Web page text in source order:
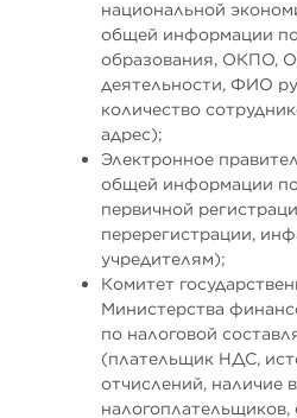
национальной
общей информации по
образования, ОКПО,
деятельности, ФИО
количество
адрес);
Электронное
общей информации по
первичной
перерегистрации,
учредителям);
Комитет
Министерства
по налоговой
(плательщик НДС,
отчислений, наличие